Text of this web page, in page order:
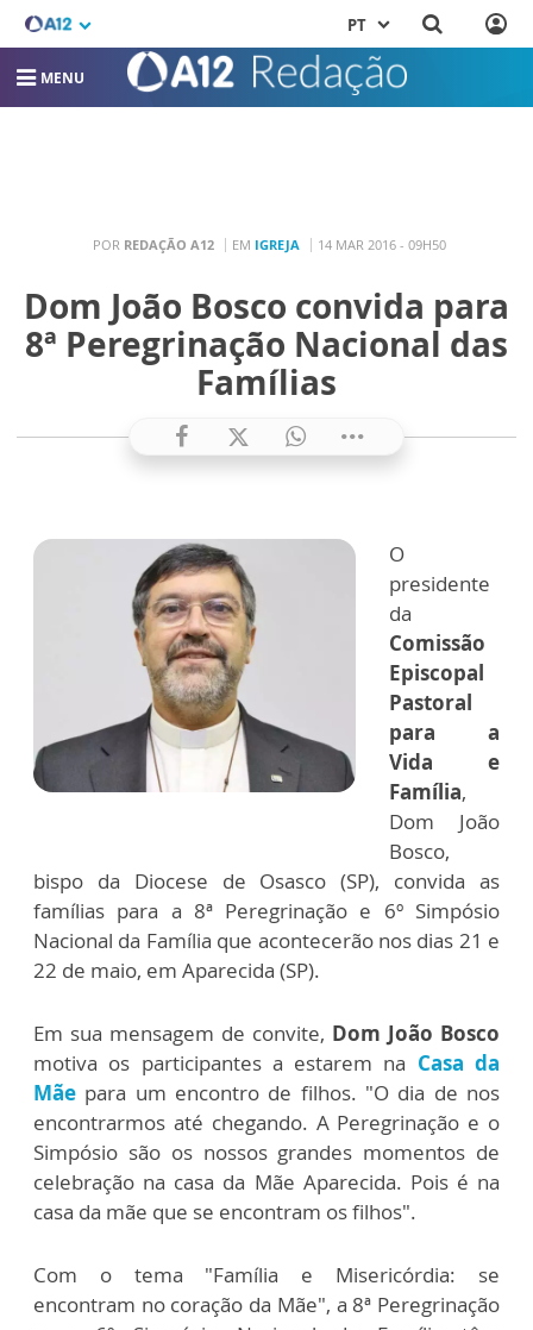
PT
MENU
POR REDAÇÃO A12 EM IGREJA 14 MAR 2016 - 09H50
Dom João Bosco convida para
8ª Peregrinação Nacional das
Famílias
O
presidente
da
Comissão
Episcopal
Pastoral
para a
Vida e
Família,
Dom João
Bosco,
bispo da Diocese de Osasco (SP), convida as
famílias para a 8ª Peregrinação e 6º Simpósio
Nacional da Família que acontecerão nos dias 21 e
22 de maio, em Aparecida (SP).
Em sua mensagem de convite, Dom João Bosco
motiva os participantes a estarem na Casa da
Mãe para um encontro de filhos. "O dia de nos
encontrarmos até chegando. A Peregrinação e o
Simpósio são os nossos grandes momentos de
celebração na casa da Mãe Aparecida. Pois é na
casa da mãe que se encontram os filhos".
Com o tema "Família e Misericórdia: se
encontram no coração da Mãe", a 8ª Peregrinação